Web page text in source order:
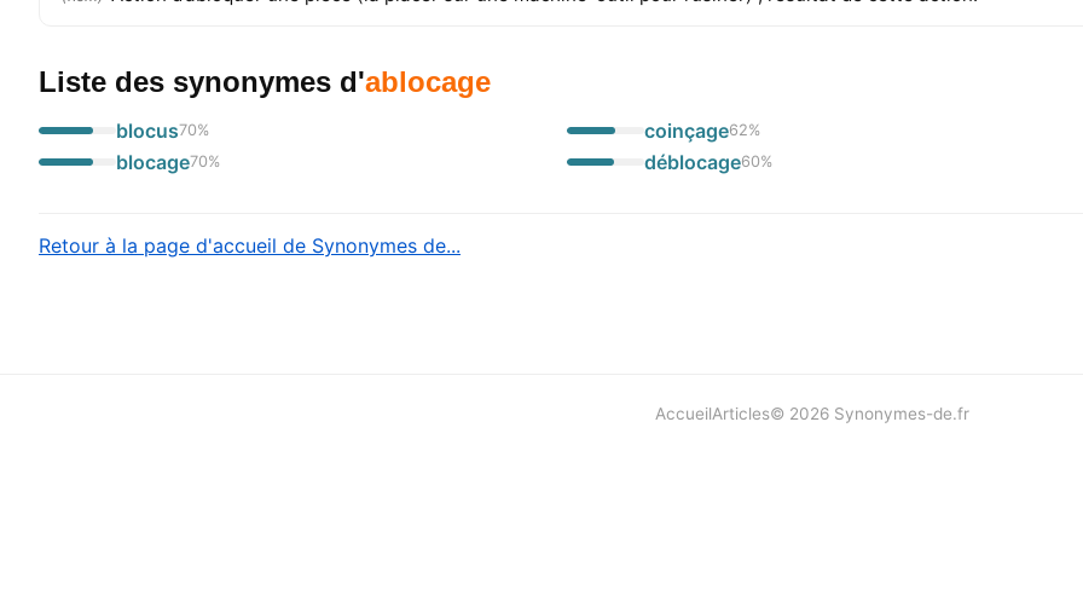
Liste des synonymes d'ablocage
blocus70%
blocage70%
coinçage62%
déblocage60%
Retour à la page d'accueil de Synonymes de...
AccueilArticles© 2026 Synonymes-de.fr